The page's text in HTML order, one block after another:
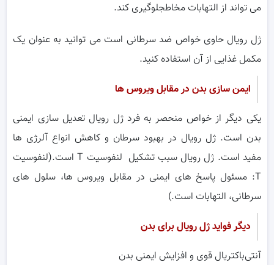
می تواند از التهابات مخاطجلوگیری کند.
ژل رویال حاوی خواص ضد سرطانی است می توانید به عنوان یک
مکمل غذایی از آن استفاده کنید.
ایمن سازی بدن در مقابل ویروس ها
یکی دیگر از خواص منحصر به فرد ژل رویال تعدیل سازی ایمنی
بدن است. ژل رویال در بهبود سرطان و کاهش انواع آلرژی ها
مفید است. ژل رویال سبب تشکیل لنفوسیت T است.(لنفوسیت
T: مسئول پاسخ های ایمنی در مقابل ویروس ها، سلول های
سرطانی، التهابات است.)
دیگر فواید ژل رویال برای بدن
آنتی‌باکتریال قوی و افزایش ایمنی بدن